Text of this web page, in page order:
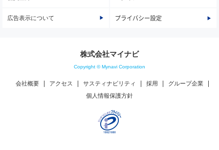
広告表示について プライバシー設定
株式会社マイナビ
Copyright © Mynavi Corporation
会社概要 アクセス サスティナビリティ 採用
グループ企業
個人情報保護方針